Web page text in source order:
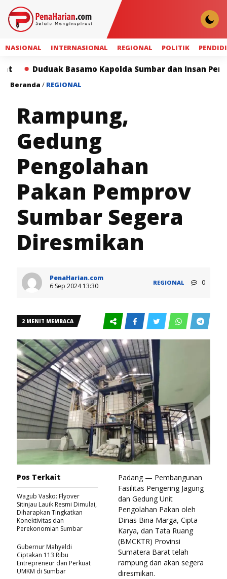
NASIONAL INTERNASIONAL REGIONAL POLITIK
Basamo Kapolda Sumbar dan Insan Pers
Beranda / REGIONAL
Rampung,
Gedung
Pengolahan
Pakan Pemprov
Sumbar Segera
Diresmikan
PenaHarian.com
6 Sep 2024 13:30
REGIONAL 0
2 MENIT MEMBACA
Padang — Pembangunan
Fasilitas Pengering Jagung
dan Gedung Unit
Pengolahan Pakan oleh
Dinas Bina Marga, Cipta
Karya, dan Tata Ruang
(BMCKTR) Provinsi
Sumatera Barat telah
rampung dan akan segera
diresmikan.
Pos Terkait
Wagub Vasko: Flyover
Sitinjau Lauik Resmi Dimulai,
Diharapkan Tingkatkan
Konektivitas dan
Perekonomian Sumbar
Gubernur Mahyeldi
Ciptakan 113 Ribu
Entrepreneur dan Perkuat
UMKM di Sumbar